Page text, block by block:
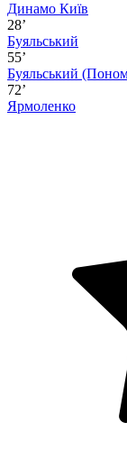
Динамо Київ
28’
Буяльський
55’
Буяльський
72’
Ярмоленко